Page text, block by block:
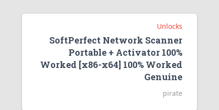
Unlocks
SoftPerfect Network Scanner
Portable + Activator 100%
Worked [x86-x64] 100% Worked
Genuine